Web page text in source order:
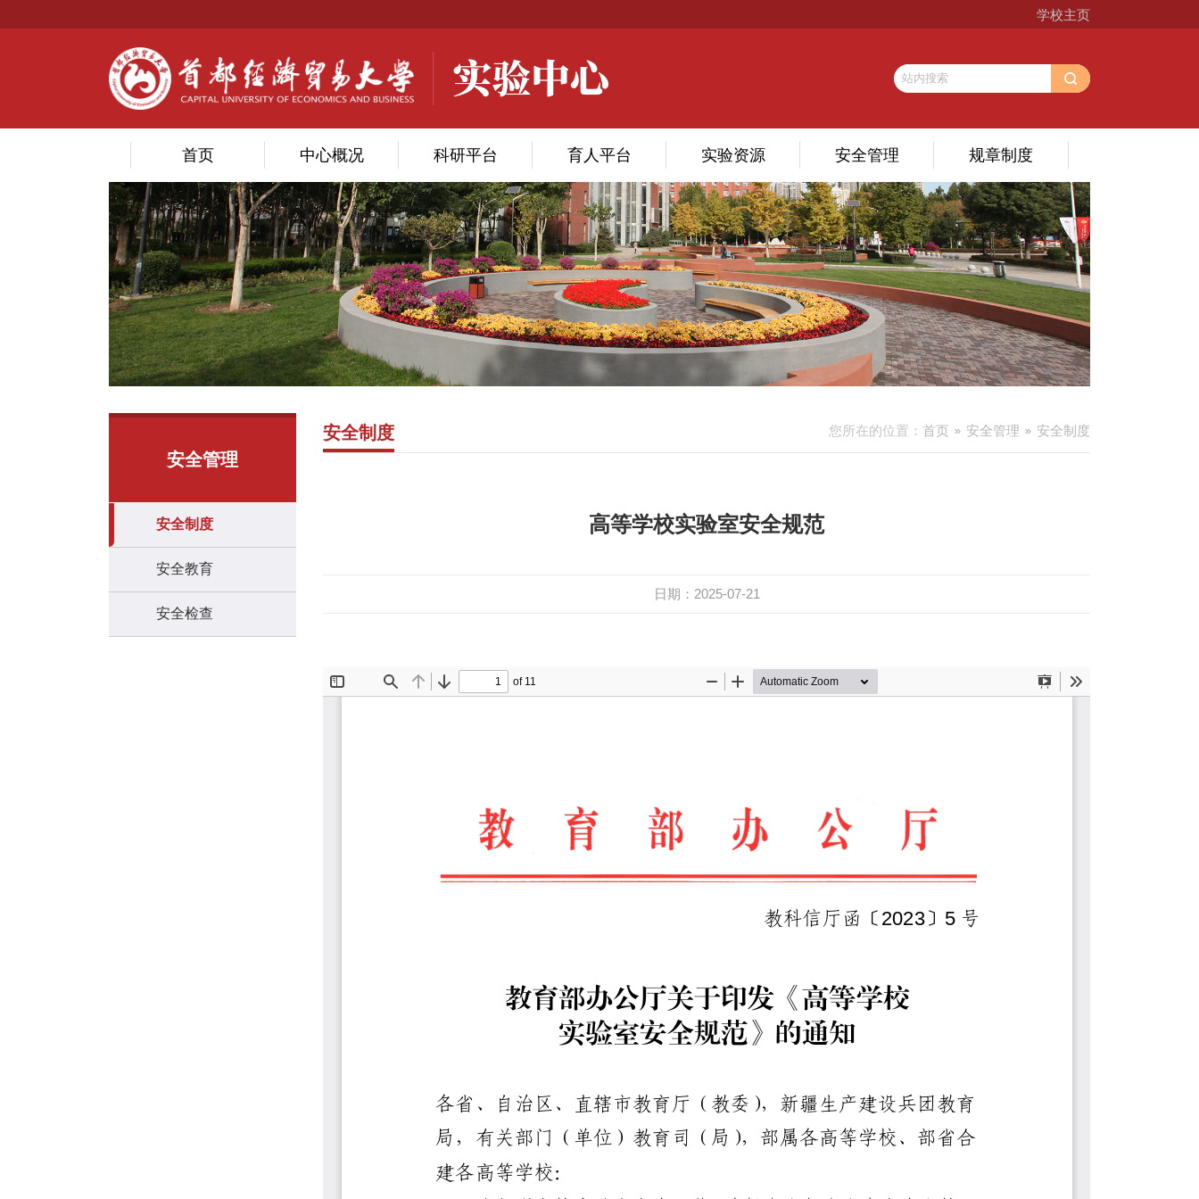
学校主页
首页 中心概况 科研平台 育人平台 实验资源 安全管理 规章制度
安全管理
安全制度
安全教育
安全检查
您所在的位置： 首页 安全管理 安全制度
安全制度
高等学校实验室安全规范
日期：2025-07-21